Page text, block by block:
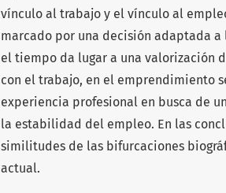
vínculo al trabajo y el vínculo al
marcado por una decisión adaptada
el tiempo da lugar a una valorización
con el trabajo, en el emprendimiento
experiencia profesional en busca de
la estabilidad del empleo. En las
similitudes de las bifurcaciones
actual.